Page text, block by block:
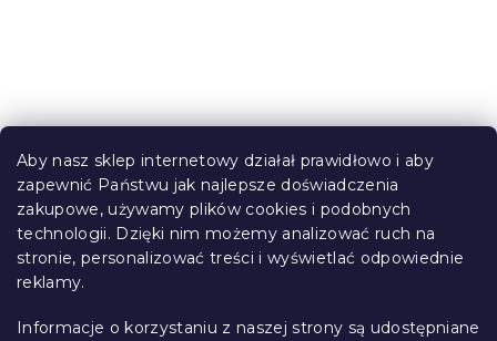
Aby nasz sklep internetowy działał prawidłowo i aby
zapewnić Państwu jak najlepsze doświadczenia
zakupowe, używamy plików cookies i podobnych
technologii. Dzięki nim możemy analizować ruch na
stronie, personalizować treści i wyświetlać odpowiednie
reklamy.
Informacje o korzystaniu z naszej strony są udostępniane
Bawełniana pościel Renforcé SOBI I
DRZEWA biała
W magazynie
od87 zł